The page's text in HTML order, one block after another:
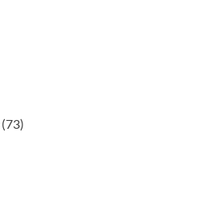
(73)